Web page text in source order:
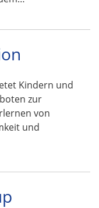
Kindern und
zur
von
und